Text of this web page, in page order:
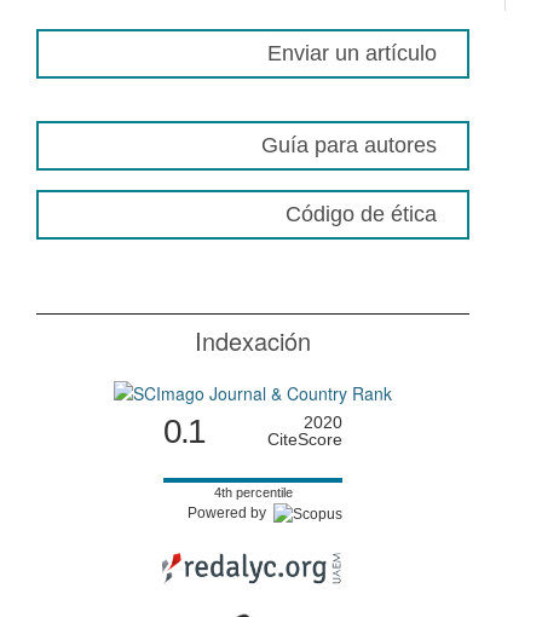
Enviar un artículo
Guía para autores
Código de ética
Indexación
0.1
2020
CiteScore
4th percentile
Powered by